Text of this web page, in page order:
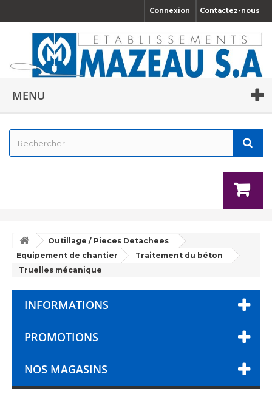
Contactez-nous
Connexion
MENU
Outillage / Pieces Detachees
Equipement de chantier
Traitement du béton
Truelles mécanique
INFORMATIONS
PROMOTIONS
NOS MAGASINS